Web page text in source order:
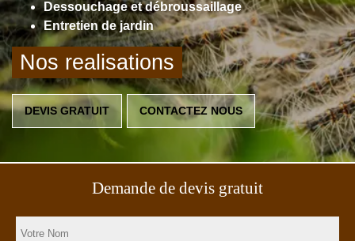
Dessouchage et débroussaillage
Entretien de jardin
Nos realisations
DEVIS GRATUIT CONTACTEZ NOUS
Demande de devis gratuit